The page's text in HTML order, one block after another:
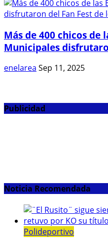
Más de 400 chicos de
Municipales
enelarea Sep 11, 2025
Publicidad
Noticia Recomendada
Polideportivo